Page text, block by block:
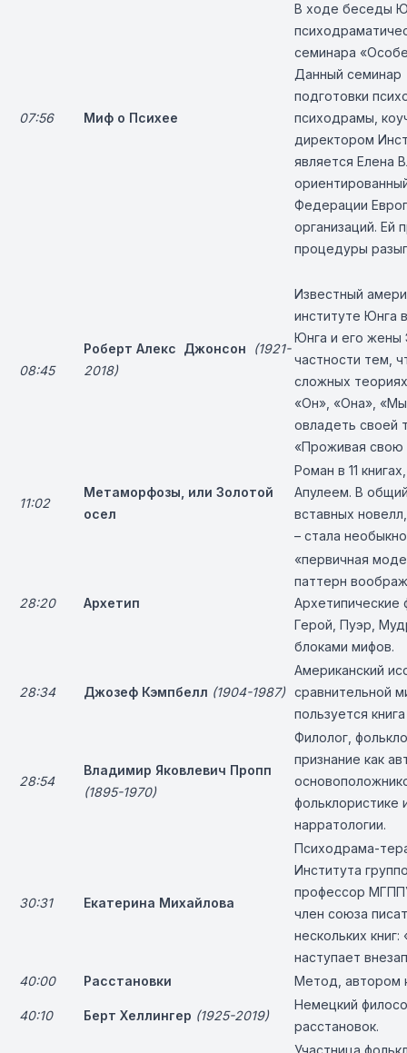
07:56 Миф о Психее
В ходе беседы
семинара
Данный семинар
подготовки
психодрамы,
директором
является Елена
Федерации
организаций. Ей
процедуры
08:45
Роберт Алекс Джонсон
(1921-
2018)
Известный
институте Юнга
Юнга и его жены
частности тем,
сложных
«Он», «Она»,
овладеть своей
«Проживая свою
11:02
Метаморфозы, или Золотой
осел
Роман в 11
Апулеем. В
вставных
– стала
28:20 Архетип
«первичная
паттерн
Архетипические
Герой, Пуэр,
блоками мифов.
28:34 Джозеф Кэмпбелл (1904-1987)
Американский
сравнительной
пользуется
28:54
Владимир Яковлевич Пропп
(1895-1970)
Филолог,
признание как
фольклористике
нарратологии.
30:31 Екатерина Михайлова
Психодрама-
Института
профессор
член союза
нескольких
наступает
40:00
Расстановки Метод, автором
40:10 Берт Хеллингер (1925-2019)
Немецкий
расстановок.
Участница